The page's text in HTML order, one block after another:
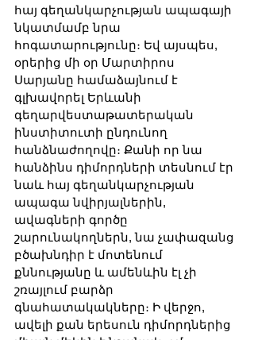
հայ գեղանկարչության ապագայի
նկատմամբ նրա
հոգատարությունը։ Եվ այսպես,
օրերից մի օր Մարտիրոս
Սարյանը համաձայնում է
գլխավորել Երևանի
գեղարվեստաթատերական
ինստիտուտի ընդունող
հանձնաժողովը։ Քանի որ նա
հանձինս դիմորդների տեսնում էր
նաև հայ գեղանկարչության
ապագա նվիրյալներին,
ավագների գործը
շարունակողներն, նա չափազանց
բծախնդիր է մոտենում
քննությանը և ամենևին էլ չի
շռայլում բարձր
գնահատակակները։ Ի վերջո,
ավելի քան երեսուն դիմորդներից